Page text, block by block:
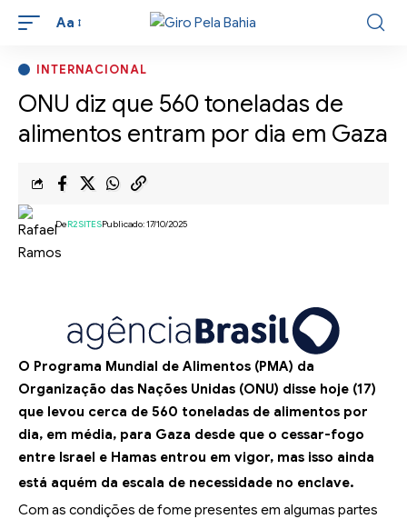
Aa
INTERNACIONAL
ONU diz que 560 toneladas de
alimentos entram por dia em Gaza
DeR2SITESPublicado: 17/10/2025
O Programa Mundial de Alimentos (PMA) da
Organização das Nações Unidas (ONU) disse hoje (17)
que levou cerca de 560 toneladas de alimentos por
dia, em média, para Gaza desde que o cessar-fogo
entre Israel e Hamas entrou em vigor, mas isso ainda
está aquém da escala de necessidade no enclave.
Com as condições de fome presentes em algumas partes